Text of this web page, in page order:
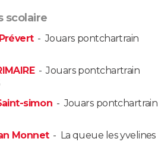
scolaire
-Jouars pontchartrain
-Jouars pontchartrain
simon -Jouars pontchartrain
Monnet- La queue les yvelines